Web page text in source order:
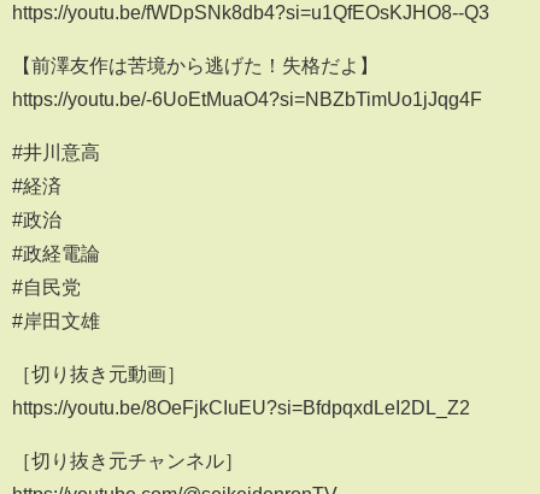
https://youtu.be/fWDpSNk8db4?si=u1QfEOsKJHO8--Q3
【前澤友作は苦境から逃げた！失格だよ】
https://youtu.be/-6UoEtMuaO4?si=NBZbTimUo1jJqg4F
#井川意高
#経済
#政治
#政経電論
#自民党
#岸田文雄
［切り抜き元動画］
https://youtu.be/8OeFjkCIuEU?si=BfdpqxdLeI2DL_Z2
［切り抜き元チャンネル］